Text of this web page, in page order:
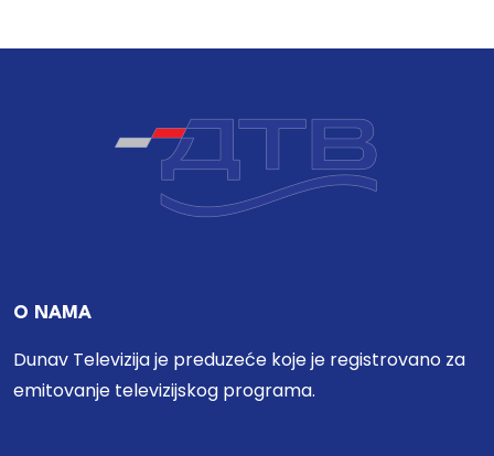
O NAMA
Dunav Televizija je preduzeće koje je registrovano za
emitovanje televizijskog programa.